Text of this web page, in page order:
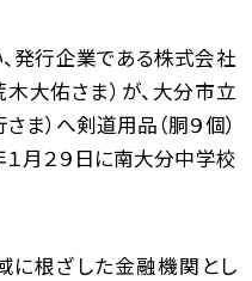
発行企業である株式会社
大佑さま）が、大分市立
）へ剣道用品（胴９個）
１月２９日に南大分中学校
に根ざした金融機関とし